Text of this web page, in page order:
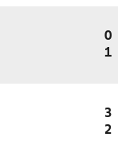
0
1
3
2